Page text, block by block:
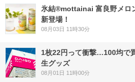
氷結®mottainai 富良野メロ
新登場！
08月03日 11時30分
1枚22円って衝撃…100均で
生グッズ
08月01日 11時00分